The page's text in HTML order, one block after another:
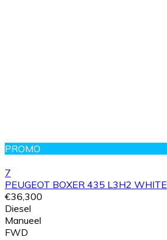
PROMO
7
PEUGEOT BOXER 435 L3H2 WHITE
€36,300
Diesel
Manueel
FWD